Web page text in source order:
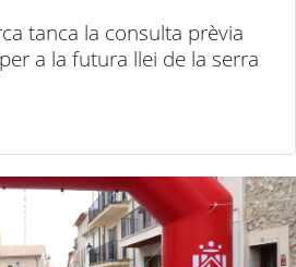
tanca la consulta prèvia
a la futura llei de la serra